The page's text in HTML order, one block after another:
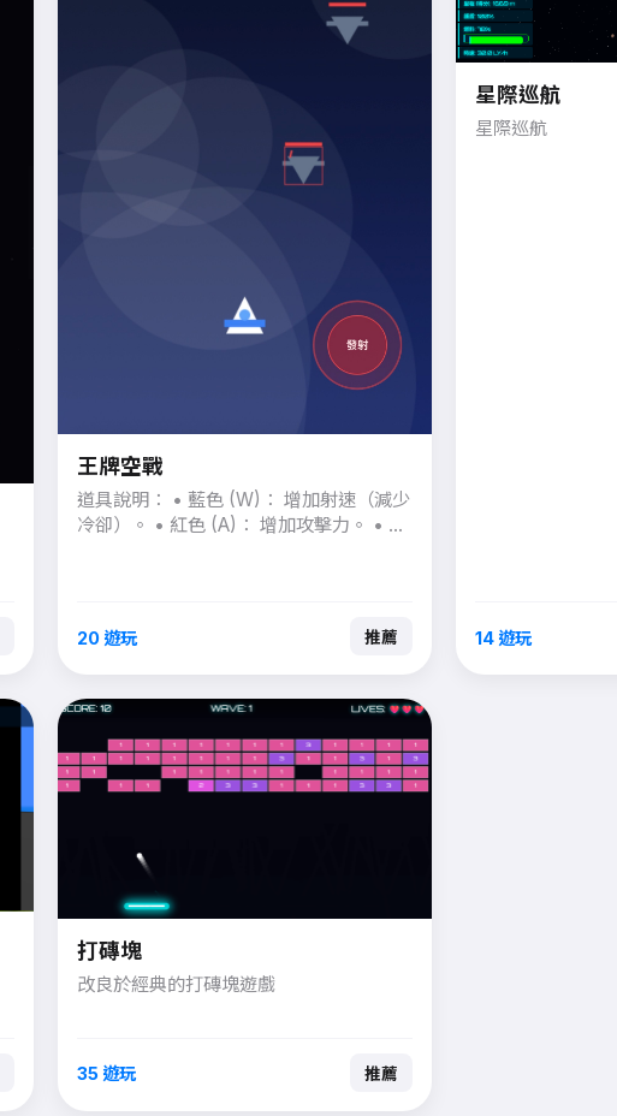
王牌空戰
道具說明： • 藍色 (W)： 增加射速（減少
冷卻）。 • 紅色 (A)： 增加攻擊力。 • 綠
能產生負面效果（如減少血量或降低射
速），圖示會以閃爍或特定顏色區分。
20 遊玩 推薦
星際巡航
星際巡航
14 遊玩
打磚塊
改良於經典的打磚塊遊戲
35 遊玩 推薦